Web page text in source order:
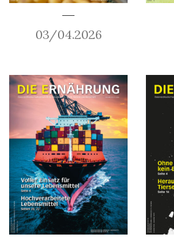
03/04.2026